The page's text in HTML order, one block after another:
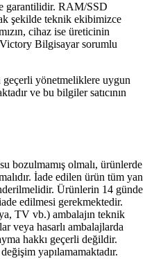
RAM/SSD
şekilde teknik ekibimizce
cihaz ise üreticinin
Bilgisayar sorumlu
yönetmeliklere uygun
ve bu bilgiler satıcının
bozulmamış olmalı, ürünlerde
İade edilen ürün tüm yan
Ürünlerin 14 günde
edilmesi gerekmektedir.
TV vb.) ambalajın teknik
veya hasarlı ambalajlarda
hakkı geçerli değildir.
yapılamamaktadır.